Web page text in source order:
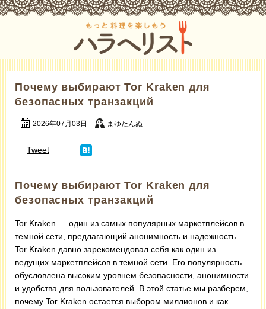
Почему выбирают Tor Kraken для
безопасных транзакций
2026年07月03日 まゆたんぬ
Tweet
Почему выбирают Tor Kraken для
безопасных транзакций
Tor Kraken — один из самых популярных маркетплейсов в
темной сети, предлагающий анонимность и надежность.
Tor Kraken давно зарекомендовал себя как один из
ведущих маркетплейсов в темной сети. Его популярность
обусловлена высоким уровнем безопасности, анонимности
и удобства для пользователей. В этой статье мы разберем,
почему Tor Kraken остается выбором миллионов и как